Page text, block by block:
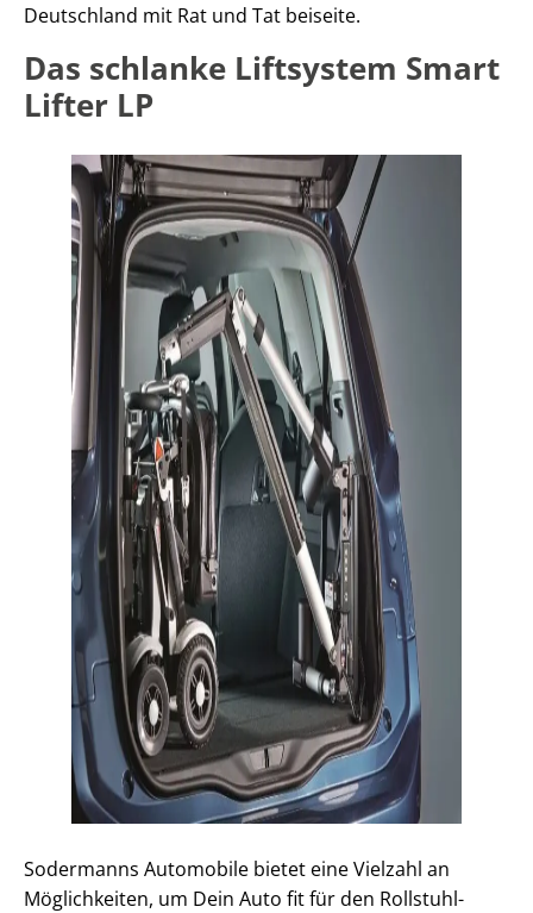
Deutschland mit Rat und Tat beiseite.
Das schlanke Liftsystem Smart
Lifter LP
Sodermanns Automobile bietet eine Vielzahl an
Möglichkeiten, um Dein Auto fit für den Rollstuhl-